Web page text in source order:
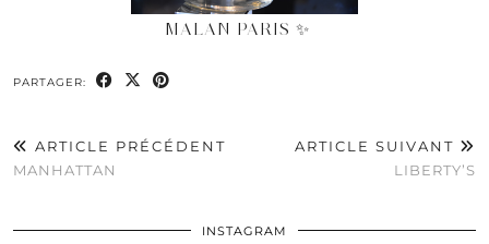
MALAN PARIS ✨
PARTAGER:
ARTICLE PRÉCÉDENT
MANHATTAN
ARTICLE SUIVANT
LIBERTY’S
INSTAGRAM